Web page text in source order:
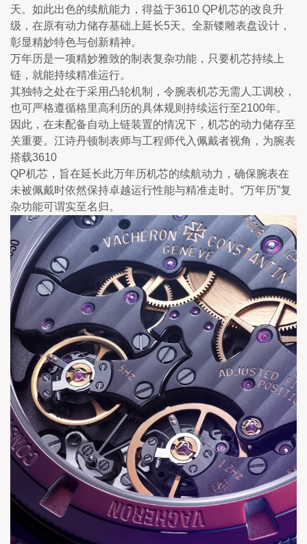
天。如此出色的续航能力，得益于3610 QP机芯的改良升
级，在原有动力储存基础上延长5天。全新镂雕表盘设计，
彰显精妙特色与创新精神。
万年历是一项精妙雅致的制表复杂功能，只要机芯持续上
链，就能持续精准运行。
其独特之处在于采用凸轮机制，令腕表机芯无需人工调校，
也可严格遵循格里高利历的具体规则持续运行至2100年。
因此，在未配备自动上链装置的情况下，机芯的动力储存至
关重要。江诗丹顿制表师与工程师代入佩戴者视角，为腕表
搭载3610
QP机芯，旨在延长此万年历机芯的续航动力，确保腕表在
未被佩戴时依然保持卓越运行性能与精准走时。“万年历”复
杂功能可谓实至名归。